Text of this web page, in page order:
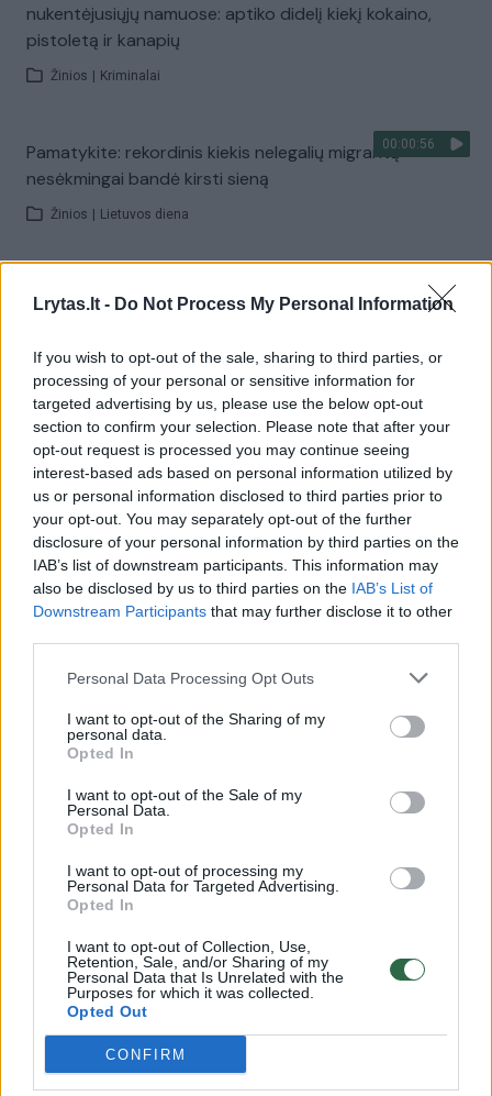
Lrytas.lt - Do Not Process My Personal Information
If you wish to opt-out of the sale, sharing to third parties, or
processing of your personal or sensitive information for
targeted advertising by us, please use the below opt-out
section to confirm your selection. Please note that after your
opt-out request is processed you may continue seeing
interest-based ads based on personal information utilized by
us or personal information disclosed to third parties prior to
your opt-out. You may separately opt-out of the further
disclosure of your personal information by third parties on the
IAB’s list of downstream participants. This information may
also be disclosed by us to third parties on the IAB’s List of
Downstream Participants that may further disclose it to other
Personal Data Processing Opt Outs
I want to opt-out of the Sharing of my
personal data.
Opted In
I want to opt-out of the Sale of my
Personal Data.
Opted In
I want to opt-out of processing my
Personal Data for Targeted Advertising.
Opted In
I want to opt-out of Collection, Use,
Retention, Sale, and/or Sharing of my
Personal Data that Is Unrelated with the
Purposes for which it was collected.
Opted Out
CONFIRM
nukentėjusiųjų namuose: aptiko didelį kiekį kokaino,
pistoletą ir kanapių
Žinios Kriminalai
00:00:56
Pamatykite: rekordinis kiekis nelegalių migrantų
nesėkmingai bandė kirsti sieną
Žinios Lietuvos diena
00:01:15
Klaipėdos jūriniame konteineryje – netikėtas radinys:
aptiko nelegalų krovinį už 3 mln. eurų
Žinios | Kriminalai
00:01:01
Protestuotoją JAV nušovę pareigūnai laikinai nušalinti
nuo pareigų: buvo išleisti nemokamų atostogų
Žinios | Pasaulis
00:01:00
Po incidento Mineapolyje D. Trumpas siunčia šimtus
federalinių pareigūnų: gyventojai pasipiktinę
pareigūnas nušovė moterį
Daugiau nei 140 pareigūnų ir kone 90 kratų – sulaikė
kontrabandinių balionų organizavimu įtariamus žmones
Žinios | Kriminalai
00:00:56
Prie Seimo – statutinių pareigūnų minia: reiškia
pasipiktinimą nepakankamu finansavimu
Lietuvos diena